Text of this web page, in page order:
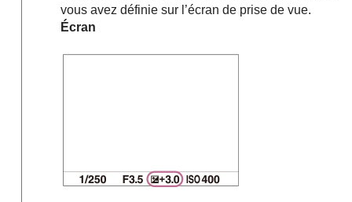
vous avez définie sur l’écran de prise de vue.
Écran